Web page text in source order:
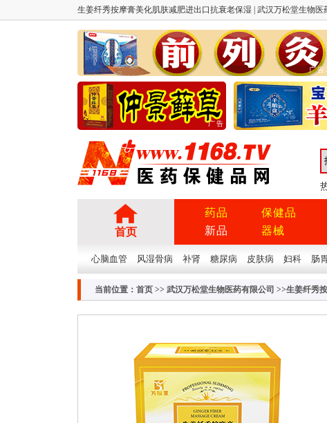
生姜纤秀按摩膏美化肌肤减肥进出口抗衰老保湿 | 武汉万松堂生物医
广告
广告
首页
药品
新品
保健品
器械
心脑血管 风湿骨病 补肾 糖尿病 皮肤病 妇科 肠胃
当前位置： 首页 >> 武汉万松堂生物医药有限公司 >>生姜纤秀